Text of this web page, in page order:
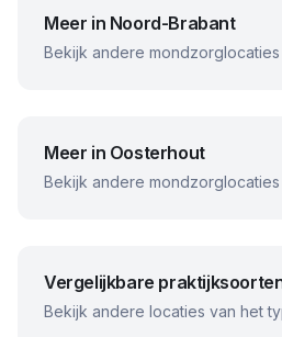
Meer in Noord-Brabant
Bekijk andere
Meer in Oosterhout
Bekijk andere
Vergelijkbare
Bekijk andere locaties van het